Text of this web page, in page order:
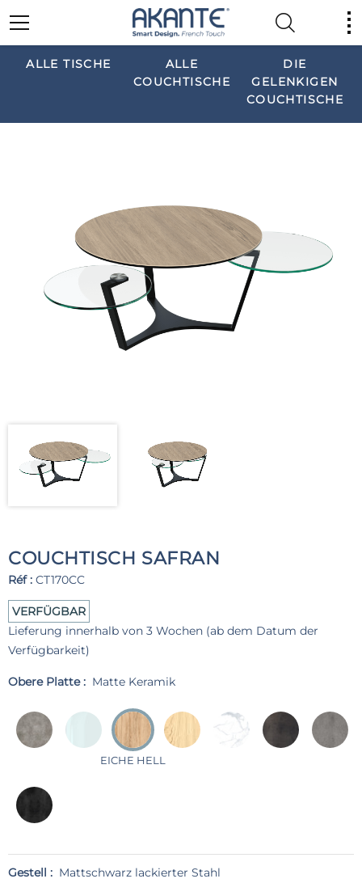
ALLE TISCHE
ALLE
COUCHTISCHE
DIE
GELENKIGEN
COUCHTISCHE
COUCHTISCH SAFRAN
Réf : CT170CC
VERFÜGBAR
Lieferung innerhalb von 3 Wochen (ab dem Datum der
Verfügbarkeit)
Obere Platte : Matte Keramik
EICHE HELL
Gestell : Mattschwarz lackierter Stahl